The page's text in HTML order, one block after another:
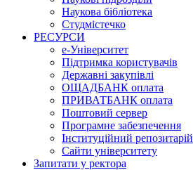
Наукова бібліотека
Студмістечко
РЕСУРСИ
е-Університет
Підтримка користувачів
Державні закупівлі
ОЩАДБАНК оплата
ПРИВАТБАНК оплата
Поштовий сервер
Програмне забезпечення
Інституційний репозитарій
Сайти університету
Запитати у ректора